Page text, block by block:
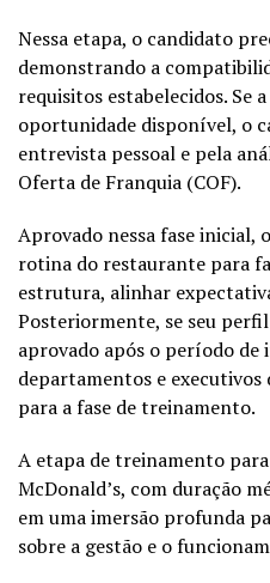
Nessa etapa, o candidato
demonstrando a
requisitos estabelecidos. Se
oportunidade disponível, o
entrevista pessoal e pela
Oferta de Franquia (COF).
Aprovado nessa fase inicial,
rotina do restaurante para
estrutura, alinhar
Posteriormente, se seu
aprovado após o período de
departamentos e executivos
para a fase de treinamento.
A etapa de treinamento
McDonald’s, com duração
em uma imersão profunda
sobre a gestão e o